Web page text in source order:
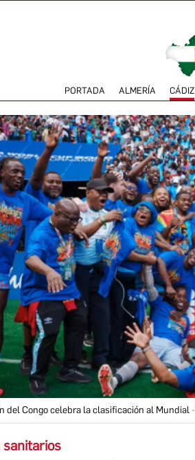
PORTADA ALMERÍA CÁDIZ
del Congo celebra la clasificación al Mundial
sanitarios